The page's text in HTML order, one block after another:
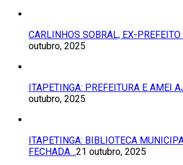
CARLINHOS SOBRAL, EX-
outubro, 2025
ITAPETINGA: PREFEITURA E AMEI
outubro, 2025
ITAPETINGA: BIBLIOTECA
FECHADA…21 outubro, 2025